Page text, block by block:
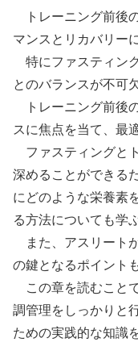
トレーニング前後
マンスとリカバリー
特にファスティン
とのバランスが不可
トレーニング前後
スに焦点を当て、最
ファスティングと
深めることができる
にどのような栄養素
る方法についても学
また、アスリート
の鍵となるポイント
この章を読むこと
調管理をしっかりと
ための実践的な知識